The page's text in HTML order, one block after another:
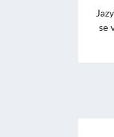
se